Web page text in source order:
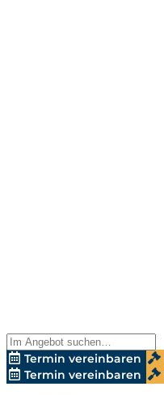
Termin vereinbaren
Termin vereinbaren